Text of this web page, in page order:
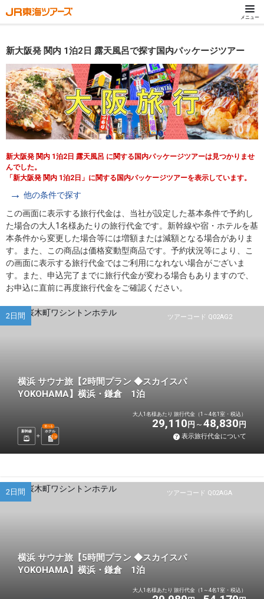
メニュー
新大阪発 関内 1泊2日 露天風呂で探す国内パッケージツアー
新大阪発 関内 1泊2日 露天風呂 に関する国内パッケージツアーは見つかりませ
んでした。
「新大阪発 関内 1泊2日」に関する国内パッケージツアーを表示しています。
他の条件で探す
この画面に表示する旅行代金は、当社が設定した基本条件で予約し
た場合の大人1名様あたりの旅行代金です。新幹線や宿・ホテルを基
本条件から変更した場合等には増額または減額となる場合がありま
す。また、この商品は価格変動型商品です。予約状況等により、こ
の画面に表示する旅行代金ではご利用になれない場合がございま
す。また、申込完了までに旅行代金が変わる場合もありますので、
お申込に直前に再度旅行代金をご確認ください。
ツアーコード Q02AG2
2日間
横浜 サウナ旅【2時間プラン ◆スカイスパ
YOKOHAMA】横浜・鎌倉 1泊
新幹線 ホテル
選べる
1 泊
大人1名様あたり 旅行代金（1～4名1室・税込）
29,110 円 48,830 円
表示旅行代金について
ツアーコード Q02AGA
2日間
横浜 サウナ旅【5時間プラン ◆スカイスパ
YOKOHAMA】横浜・鎌倉 1泊
大人1名様あたり 旅行代金（1～4名1室・税込）